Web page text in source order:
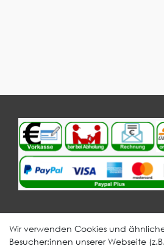
EPDM Aufklärung
Wir verwenden Cookies und
Besucher:innen unserer Webseite